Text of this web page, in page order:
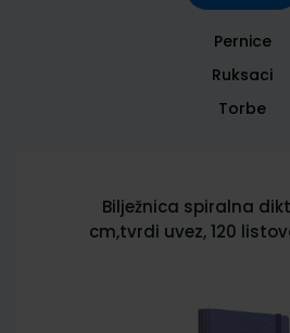
Pernice
Ruksaci
Torbe
Bilježnica spiralna
cm,tvrdi uvez, 120